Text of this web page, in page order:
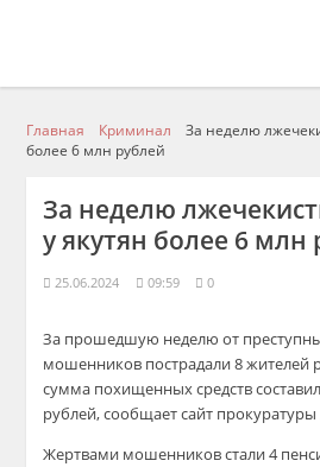
Главная Криминал
За неделю
более 6 млн рублей
За неделю
у якутян более 6 млн
25.06.2024 09:59 0
За прошедшую неделю от
мошенников пострадали 8 жителей
сумма похищенных средств
рублей, сообщает сайт прокуратуры
Жертвами мошенников стали 4